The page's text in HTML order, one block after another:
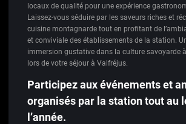
locaux de qualité pour une expérience
Laissez-vous séduire par les saveurs riches et
cuisine montagnarde tout en profitant de
et conviviale des établissements de la station.
immersion gustative dans la culture savoyarde
lors de votre séjour à Valfréjus.
Participez aux événements et
organisés par la station tout au
l’année.